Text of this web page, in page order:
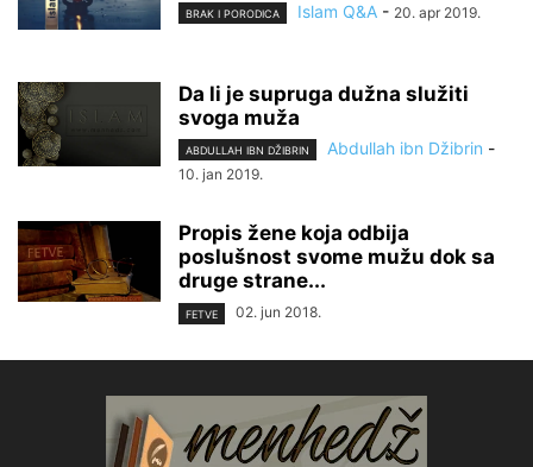
BRAK I PORODICA Islam Q&A - 20. apr 2019.
Da li je supruga dužna služiti
svoga muža
ABDULLAH IBN DŽIBRIN Abdullah ibn Džibrin -
10. jan 2019.
Propis žene koja odbija
poslušnost svome mužu dok sa
druge strane...
FETVE 02. jun 2018.